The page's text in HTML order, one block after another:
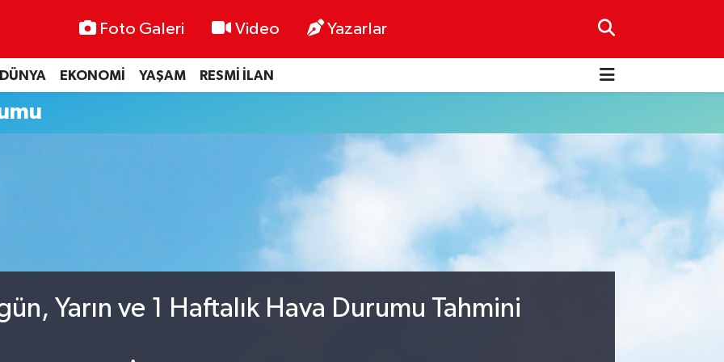
Foto Galeri Video Yazarlar
DÜNYA EKONOMİ YAŞAM RESMİ İLAN
Yarın ve 1 Haftalık Hava Durumu Tahmini